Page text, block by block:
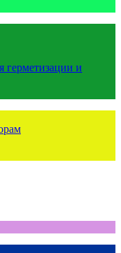
герметизации и